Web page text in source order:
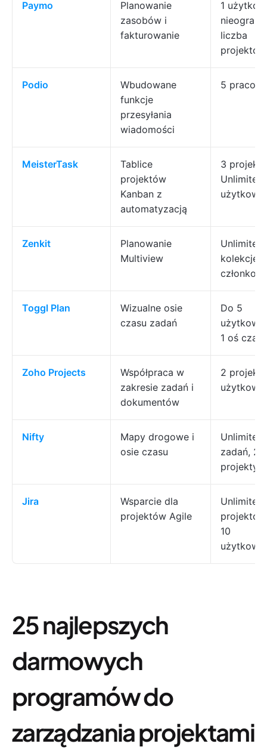
Paymo
Planowanie
zasobów i
fakturowanie
1
liczba
projektów
Podio
Wbudowane
funkcje
przesyłania
wiadomości
5
MeisterTask
Tablice
projektów
Kanban z
automatyzacją
3
Unlimited
Zenkit
Planowanie
Multiview
Unlimited
kolekcje i
Toggl Plan
Wizualne osie
czasu zadań
Do 5
1 oś czasu
Zoho Projects
Współpraca w
zakresie zadań i
dokumentów
2
Nifty
Mapy drogowe i
osie czasu
Unlimited
zadań, 2
projekty
Jira
Wsparcie dla
projektów Agile
Unlimited
10
25 najlepszych
darmowych
programów do
zarządzania projektami